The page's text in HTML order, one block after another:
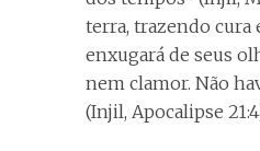
terra, trazendo cura
enxugará de seus
nem clamor. Não
(Injil, Apocalipse